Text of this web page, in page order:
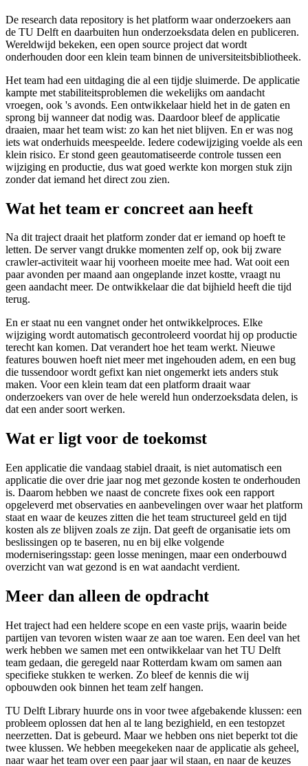
De research data repository is het platform waar onderzoekers aan
de TU Delft en daarbuiten hun onderzoeksdata delen en publiceren.
Wereldwijd bekeken, een open source project dat wordt
onderhouden door een klein team binnen de universiteitsbibliotheek.
Het team had een uitdaging die al een tijdje sluimerde. De applicatie
kampte met stabiliteitsproblemen die wekelijks om aandacht
vroegen, ook 's avonds. Een ontwikkelaar hield het in de gaten en
sprong bij wanneer dat nodig was. Daardoor bleef de applicatie
draaien, maar het team wist: zo kan het niet blijven. En er was nog
iets wat onderhuids meespeelde. Iedere codewijziging voelde als een
klein risico. Er stond geen geautomatiseerde controle tussen een
wijziging en productie, dus wat goed werkte kon morgen stuk zijn
zonder dat iemand het direct zou zien.
Wat het team er concreet aan heeft
Na dit traject draait het platform zonder dat er iemand op hoeft te
letten. De server vangt drukke momenten zelf op, ook bij zware
crawler-activiteit waar hij voorheen moeite mee had. Wat ooit een
paar avonden per maand aan ongeplande inzet kostte, vraagt nu
geen aandacht meer. De ontwikkelaar die dat bijhield heeft die tijd
terug.
En er staat nu een vangnet onder het ontwikkelproces. Elke
wijziging wordt automatisch gecontroleerd voordat hij op productie
terecht kan komen. Dat verandert hoe het team werkt. Nieuwe
features bouwen hoeft niet meer met ingehouden adem, en een bug
die tussendoor wordt gefixt kan niet ongemerkt iets anders stuk
maken. Voor een klein team dat een platform draait waar
onderzoekers van over de hele wereld hun onderzoeksdata delen, is
dat een ander soort werken.
Wat er ligt voor de toekomst
Een applicatie die vandaag stabiel draait, is niet automatisch een
applicatie die over drie jaar nog met gezonde kosten te onderhouden
is. Daarom hebben we naast de concrete fixes ook een rapport
opgeleverd met observaties en aanbevelingen over waar het platform
staat en waar de keuzes zitten die het team structureel geld en tijd
kosten als ze blijven zoals ze zijn. Dat geeft de organisatie iets om
beslissingen op te baseren, nu en bij elke volgende
moderniseringsstap: geen losse meningen, maar een onderbouwd
overzicht van wat gezond is en wat aandacht verdient.
Meer dan alleen de opdracht
Het traject had een heldere scope en een vaste prijs, waarin beide
partijen van tevoren wisten waar ze aan toe waren. Een deel van het
werk hebben we samen met een ontwikkelaar van het TU Delft
team gedaan, die geregeld naar Rotterdam kwam om samen aan
specifieke stukken te werken. Zo bleef de kennis die wij
opbouwden ook binnen het team zelf hangen.
TU Delft Library huurde ons in voor twee afgebakende klussen: een
probleem oplossen dat hen al te lang bezighield, en een testopzet
neerzetten. Dat is gebeurd. Maar we hebben ons niet beperkt tot die
twee klussen. We hebben meegekeken naar de applicatie als geheel,
naar waar het team over een paar jaar wil staan, en naar de keuzes